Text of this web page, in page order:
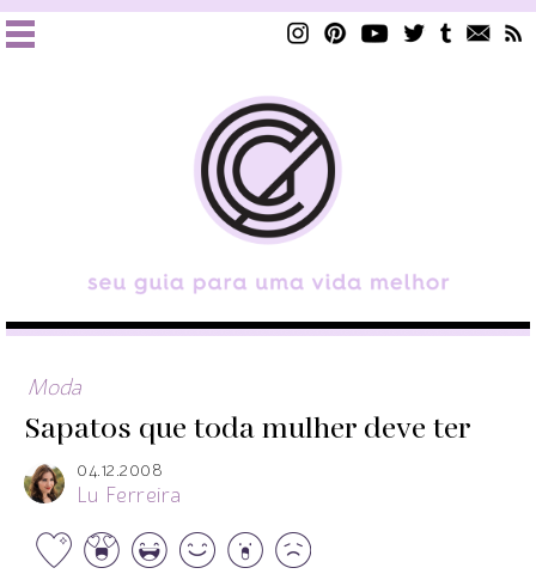
Moda
Sapatos que toda mulher deve ter
04.12.2008
Lu Ferreira